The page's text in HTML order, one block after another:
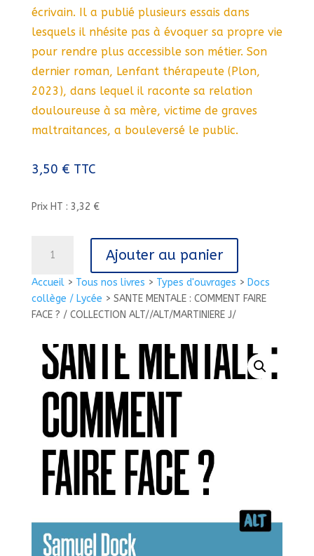
Accueil> Tous nos livres > Types d'ouvrages > Docs
collège / Lycée > SANTE MENTALE : COMMENT FAIRE
FACE ? / COLLECTION ALT//ALT/MARTINIERE J/
écrivain. Il a publié plusieurs essais dans
lesquels il nhésite pas à évoquer sa propre vie
pour rendre plus accessible son métier. Son
dernier roman, Lenfant thérapeute (Plon,
2023), dans lequel il raconte sa relation
douloureuse à sa mère, victime de graves
maltraitances, a bouleversé le public.
3,50 € TTC
Prix HT : 3,32 €
SANTE
MENTALE
:
FACE
ALT//ALT/MARTINIERE
Ajouter au panier